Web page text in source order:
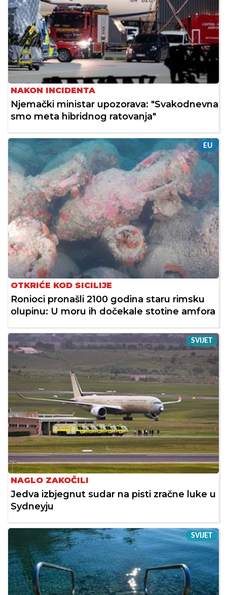
NAKON INCIDENTA
Njemački ministar upozorava: "Svakodnevna
smo meta hibridnog ratovanja"
EU
OTKRIĆE KOD SICILIJE
Ronioci pronašli 2100 godina staru rimsku
olupinu: U moru ih dočekale stotine amfora
SVIJET
NAGLO ZAKOČILI
Jedva izbjegnut sudar na pisti zračne luke u
Sydneyju
SVIJET